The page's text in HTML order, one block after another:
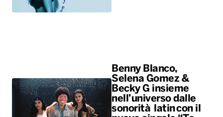
Benny Blanco,
Selena Gomez &
Becky G insieme
nell’universo dalle
sonorità latin con il